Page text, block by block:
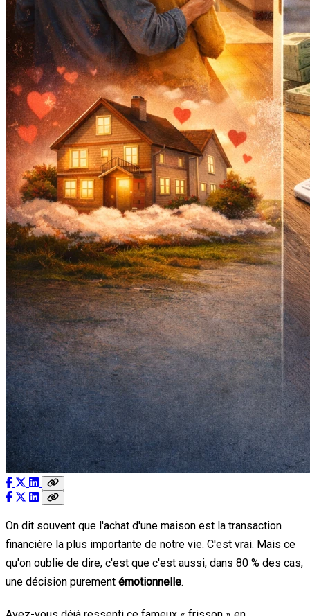
On dit souvent que l'achat d'une maison est la transaction
financière la plus importante de notre vie. C'est vrai. Mais ce
qu'on oublie de dire, c'est que c'est aussi, dans 80 % des cas,
une décision purement émotionnelle.